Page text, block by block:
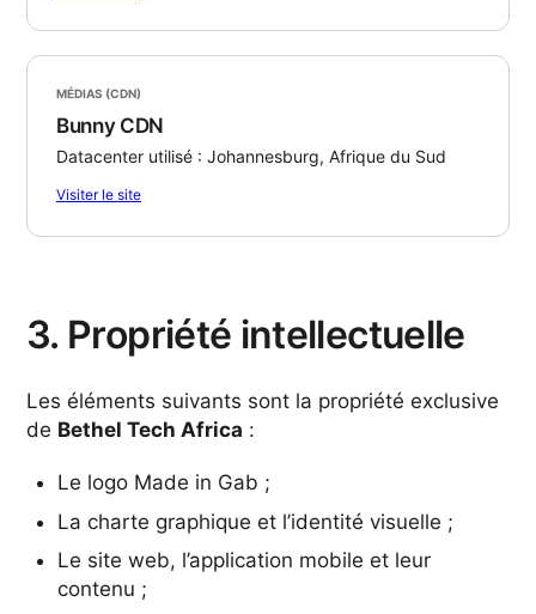
MÉDIAS (CDN)
Bunny CDN
Datacenter utilisé : Johannesburg, Afrique du Sud
Visiter le site
3. Propriété intellectuelle
Les éléments suivants sont la propriété exclusive
de Bethel Tech Africa :
Le logo Made in Gab ;
La charte graphique et l’identité visuelle ;
Le site web, l’application mobile et leur
contenu ;